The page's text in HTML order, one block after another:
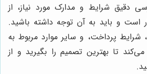
دقیق شرایط و مدارک مورد نیاز، از
است و باید به آن توجه داشته باشید.
پرداخت، و سایر موارد مربوط به
تا بهترین تصمیم را بگیرید و از